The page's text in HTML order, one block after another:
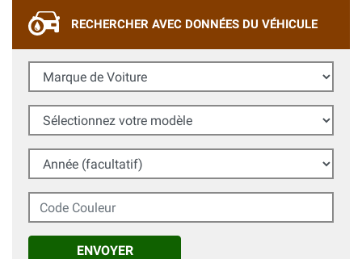
RECHERCHER AVEC DONNÉES DU VÉHICULE
Marque de Voiture
Sélectionnez votre modèle
Année (facultatif)
Code Couleur
ENVOYER